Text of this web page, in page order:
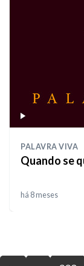
PALAVRA VIVA
Quando se
há 8 meses